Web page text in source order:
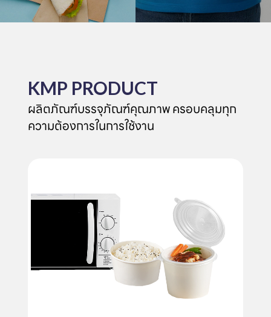
KMP PRODUCT
ผลิตภัณฑ์บรรจุภัณฑ์คุณภาพ ครอบคลุมทุก
ความต้องการในการใช้งาน